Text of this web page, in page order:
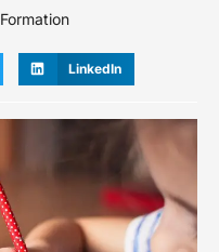
Formation
LinkedIn